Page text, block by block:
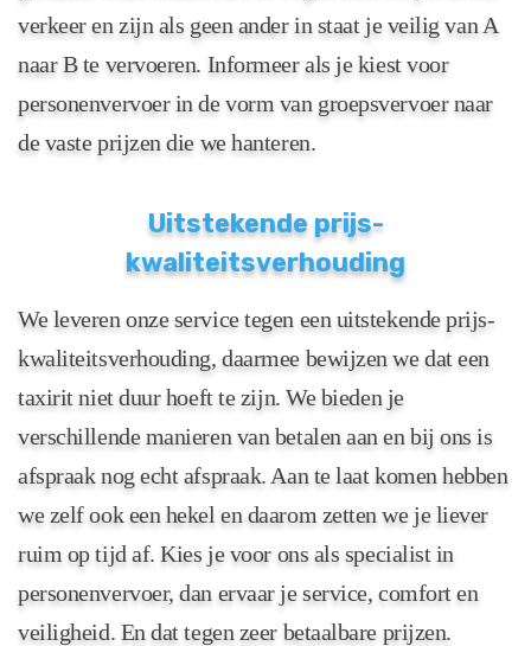
verkeer en zijn als geen ander in staat je veilig van A
naar B te vervoeren. Informeer als je kiest voor
personenvervoer in de vorm van groepsvervoer naar
de vaste prijzen die we hanteren.
Uitstekende prijs-
kwaliteitsverhouding
We leveren onze service tegen een uitstekende prijs-
kwaliteitsverhouding, daarmee bewijzen we dat een
taxirit niet duur hoeft te zijn. We bieden je
verschillende manieren van betalen aan en bij ons is
afspraak nog echt afspraak. Aan te laat komen hebben
we zelf ook een hekel en daarom zetten we je liever
ruim op tijd af. Kies je voor ons als specialist in
personenvervoer, dan ervaar je service, comfort en
veiligheid. En dat tegen zeer betaalbare prijzen.